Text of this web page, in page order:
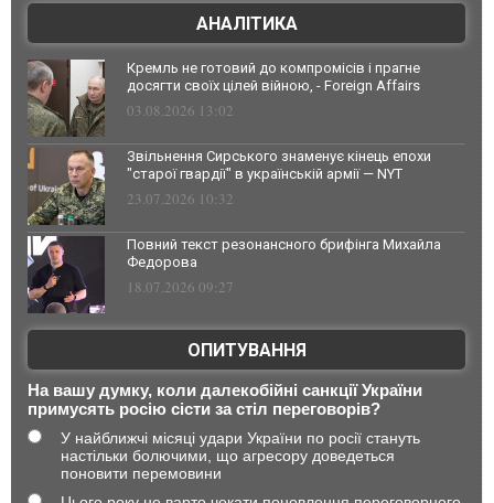
АНАЛІТИКА
Кремль не готовий до компромісів і прагне
досягти своїх цілей війною, - Foreign Affairs
03.08.2026 13:02
Звільнення Сирського знаменує кінець епохи
"старої гвардії" в українській армії — NYT
23.07.2026 10:32
Повний текст резонансного брифінга Михайла
Федорова
18.07.2026 09:27
ОПИТУВАННЯ
На вашу думку, коли далекобійні санкції України
примусять росію сісти за стіл переговорів?
У найближчі місяці удари України по росії стануть
настільки болючими, що агресору доведеться
поновити перемовини